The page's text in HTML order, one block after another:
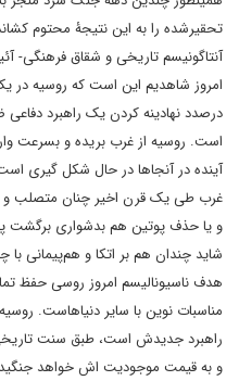
تحقیرشده را به این نتیجۀ محتوم
آنتاگونیسم تاریخی و شقاق فرهنگی-
امروز شاهدیم این است که روسیه در یک
درصدد نهادینه کردن یک راهبرد
است. روسیه از غرب بریده و بسرعت
آینده در آنجاها در حال شکل گیری
غرب طی یک قرن اخیر چنان متصلب و
و یا حذف پوتین هم بدشواری برگشت
شاید چندان هم بر اتکا و هم‌پیمانی
هدف ناسیونالیسم امروز روسی حفظ
مناسبات نوین با سایر دنیاهاست.
راهبرد جدیدش است، طبق سنت
و به قیمت موجودیت اش خواهد